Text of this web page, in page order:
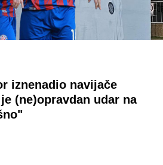
iznenadio navijače
(ne)opravdan udar na